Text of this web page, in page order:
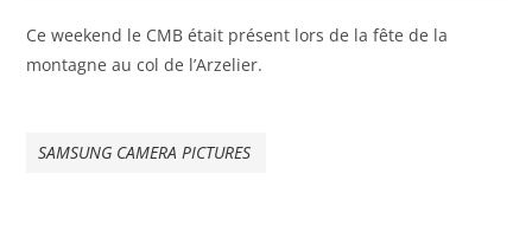
publication :
Ce weekend le CMB était présent lors de la fête de la
montagne au col de l’Arzelier.
SAMSUNG CAMERA PICTURES